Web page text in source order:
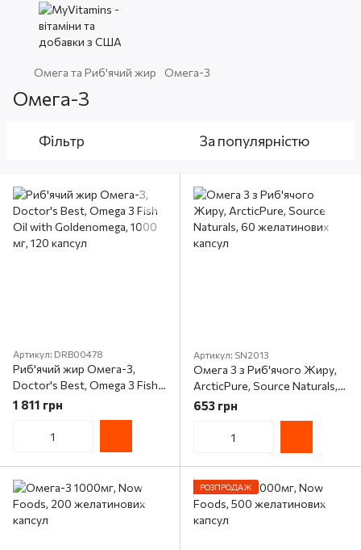
Омега та Риб'ячий жир Омега-3
Омега-3
Фільтр За популярністю
Артикул: DRB00478
Риб'ячий жир Омега-3,
Doctor's Best, Omega 3 Fish
Oil with Goldenomega, 1000
1 811 грн
Артикул: SN2013
Омега 3 з Риб'ячого Жиру,
ArcticPure, Source Naturals,
60 желатинових капсул
653 грн
РОЗПРОДАЖ